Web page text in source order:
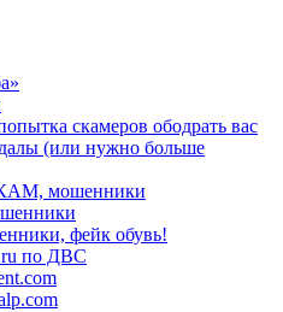
скамеров ободрать вас
(или нужно больше
мошенники
фейк обувь!
по ДВС